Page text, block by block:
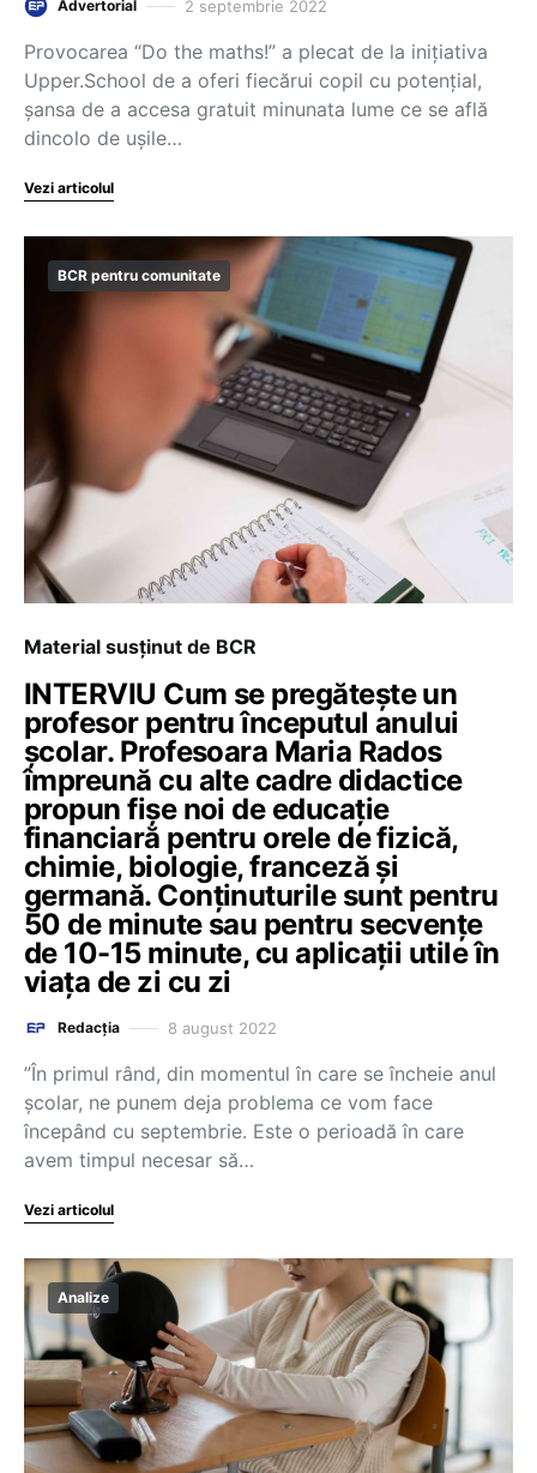
Advertorial 2 septembrie 2022
Provocarea “Do the maths!” a plecat de la inițiativa
Upper.School de a oferi fiecărui copil cu potențial,
șansa de a accesa gratuit minunata lume ce se află
dincolo de ușile…
Vezi articolul
BCR pentru comunitate
Material susținut de BCR
INTERVIU Cum se pregătește un
profesor pentru începutul anului
școlar. Profesoara Maria Rados
împreună cu alte cadre didactice
propun fișe noi de educație
financiară pentru orele de fizică,
chimie, biologie, franceză și
germană. Conținuturile sunt pentru
50 de minute sau pentru secvențe
de 10-15 minute, cu aplicații utile în
viața de zi cu zi
Redacția 8 august 2022
”În primul rând, din momentul în care se încheie anul
școlar, ne punem deja problema ce vom face
începând cu septembrie. Este o perioadă în care
avem timpul necesar să…
Vezi articolul
Analize